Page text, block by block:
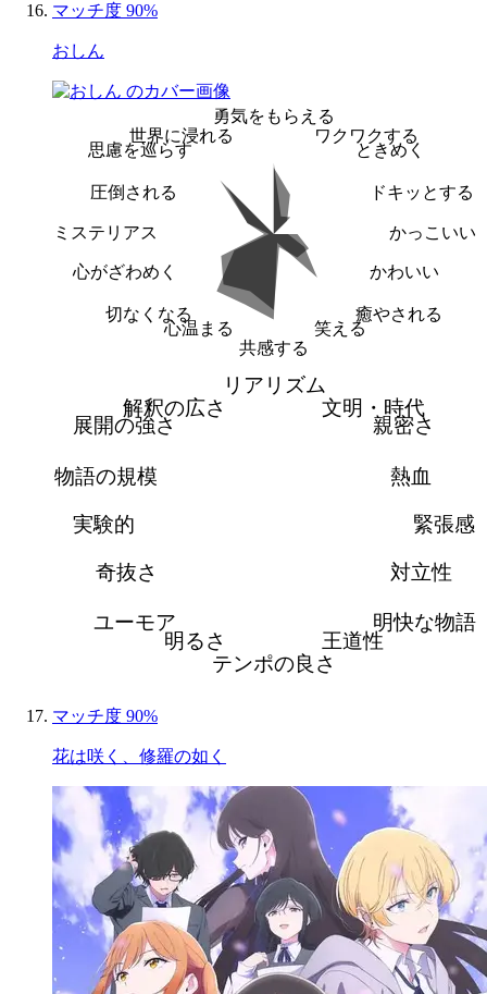
マッチ度 90%
おしん
勇気をもらえる
ワクワクする
ときめく
ドキッとする
かっこいい
かわいい
癒やされる
笑える
共感する
心温まる
切なくなる
心がざわめく
ミステリアス
圧倒される
思慮を巡らす
世界に浸れる
リアリズム
文明・時代
親密さ
熱血
緊張感
対立性
明快な物語
王道性
テンポの良さ
明るさ
ユーモア
奇抜さ
実験的
物語の規模
展開の強さ
解釈の広さ
マッチ度 90%
花は咲く、修羅の如く